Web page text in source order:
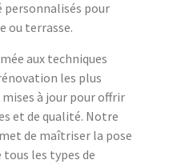
pour
ou terrasse.
aux techniques
les plus
mises à jour pour offrir
et de qualité. Notre
de maîtriser la pose
les types de